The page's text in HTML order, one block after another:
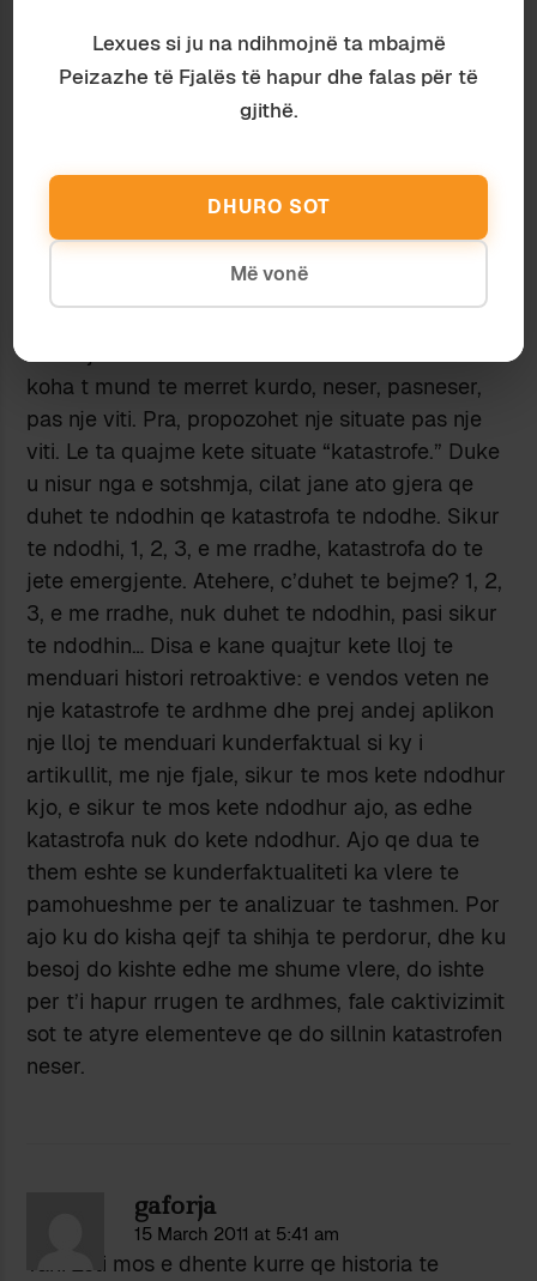
Me pelqen paragrafi i fundit, por do me pelqente
edhe me shume sikur te mendohej edhe me
gjate edhe me thelle. Kunderfaktualiteti i
perderur ketu ben nje analize te se sotshmes
shohesh me kujdes kjo eshte natyra e
kunderfaktualitetit ne pergjithesi: ben analizen e
kohes t duke u bazuar ne zgjedhjet e marra ne
nje kohe t-1, t-2, etj, kohe qe jane perpara kohes
tashmja. E bukura e kunderfaktualitetit eshte se
koha t mund te merret kurdo, neser, pasneser,
pas nje viti. Pra, propozohet nje situate pas nje
viti. Le ta quajme kete situate “katastrofe.” Duke
u nisur nga e sotshmja, cilat jane ato gjera qe
duhet te ndodhin qe katastrofa te ndodhe. Sikur
te ndodhi, 1, 2, 3, e me rradhe, katastrofa do te
jete emergjente. Atehere, c’duhet te bejme? 1, 2,
3, e me rradhe, nuk duhet te ndodhin, pasi sikur
te ndodhin… Disa e kane quajtur kete lloj te
menduari histori retroaktive: e vendos veten ne
nje katastrofe te ardhme dhe prej andej aplikon
nje lloj te menduari kunderfaktual si ky i
artikullit, me nje fjale, sikur te mos kete ndodhur
kjo, e sikur te mos kete ndodhur ajo, as edhe
katastrofa nuk do kete ndodhur. Ajo qe dua te
them eshte se kunderfaktualiteti ka vlere te
pamohueshme per te analizuar te tashmen. Por
ajo ku do kisha qejf ta shihja te perdorur, dhe ku
besoj do kishte edhe me shume vlere, do ishte
per t’i hapur rrugen te ardhmes, fale caktivizimit
sot te atyre elementeve qe do sillnin katastrofen
neser.
gaforja
15 March 2011 at 5:41 am
Tani Zoti mos e dhente kurre qe historia te
Lexues si ju na ndihmojnë ta mbajmë
Peizazhe të Fjalës të hapur dhe falas për të
gjithë.
DHURO SOT
Më vonë